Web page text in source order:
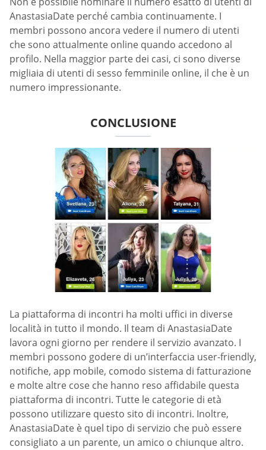
AnastasiaDate perché cambia continuamente. I
membri possono ancora vedere il numero di utenti
che sono attualmente online quando accedono al
profilo. Nella maggior parte dei casi, ci sono diverse
migliaia di utenti di sesso femminile online, il che è un
numero impressionante.
CONCLUSIONE
La piattaforma di incontri ha molti uffici in diverse
località in tutto il mondo. Il team di AnastasiaDate
lavora ogni giorno per rendere il servizio avanzato. I
membri possono godere di un’interfaccia user-friendly,
notifiche, app mobile, comodo sistema di fatturazione
e molte altre cose che hanno reso affidabile questa
piattaforma di incontri. Tutte le categorie di età
possono utilizzare questo sito di incontri. Inoltre,
AnastasiaDate è quel tipo di servizio che può essere
consigliato a un parente, un amico o chiunque altro.